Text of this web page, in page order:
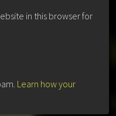
in this browser for
Learn how your